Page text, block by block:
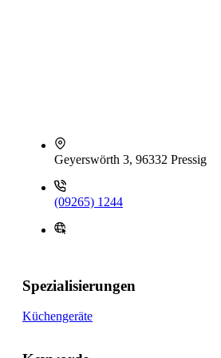
Geyerswörth 3, 96332 Pressig
(09265) 1244
Spezialisierungen
Küchengeräte